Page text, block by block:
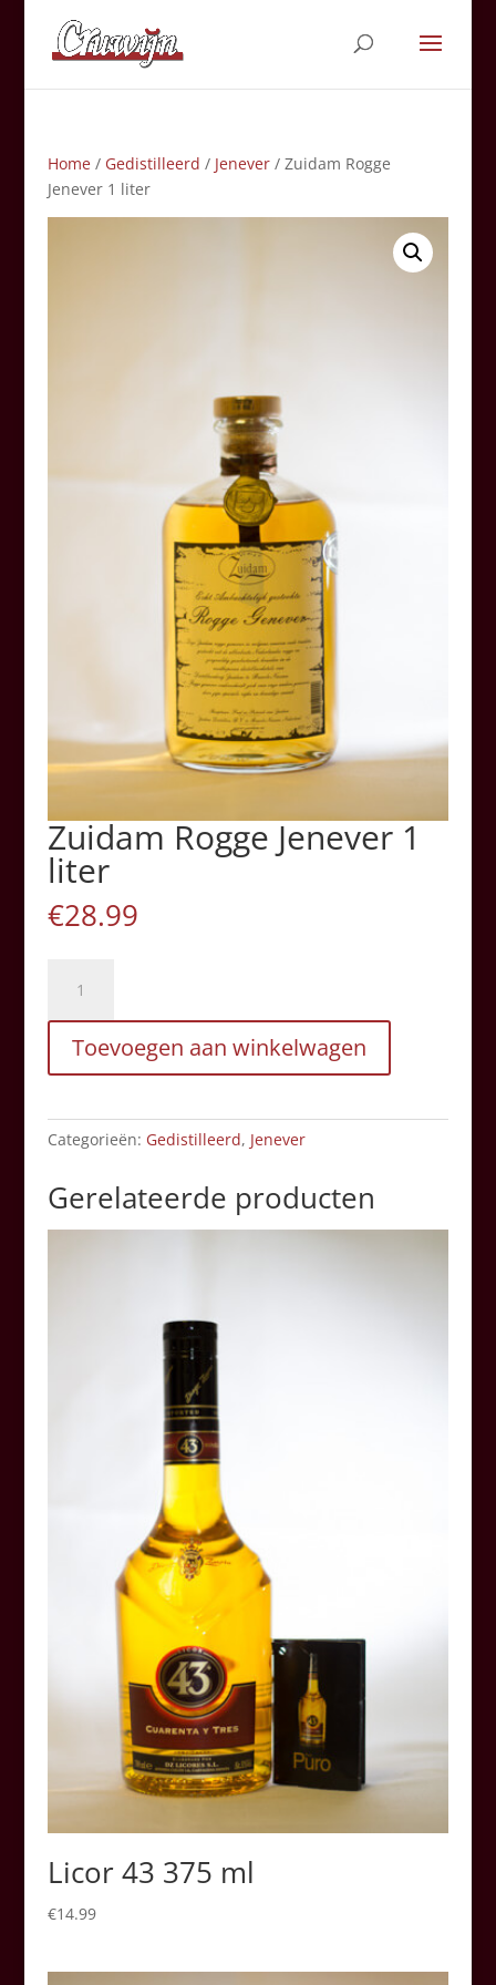
Home/ Gedistilleerd / Jenever/ Zuidam Rogge
Jenever 1 liter
Zuidam Rogge Jenever 1
liter
€28.99
Rogge
Jenever
liter
Toevoegen aan winkelwagen
Categorieën: Gedistilleerd, Jenever
Gerelateerde producten
Licor 43 375 ml
€14.99